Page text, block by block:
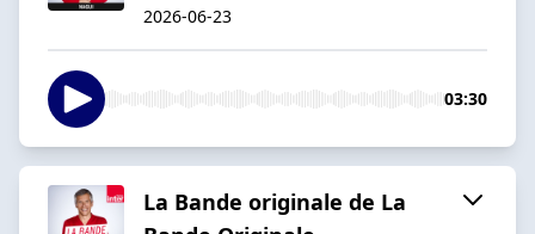
2026-06-23
03:30
La Bande originale de La